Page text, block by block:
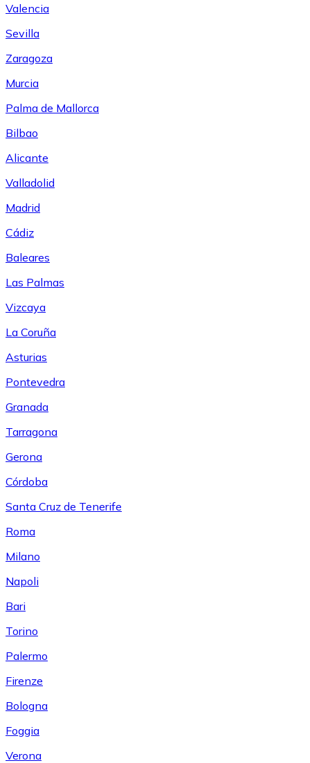
Valencia
Sevilla
Zaragoza
Murcia
Palma de Mallorca
Bilbao
Alicante
Valladolid
Madrid
Cádiz
Baleares
Las Palmas
Vizcaya
La Coruña
Asturias
Pontevedra
Granada
Tarragona
Gerona
Córdoba
Santa Cruz de Tenerife
Roma
Milano
Napoli
Bari
Torino
Palermo
Firenze
Bologna
Foggia
Verona